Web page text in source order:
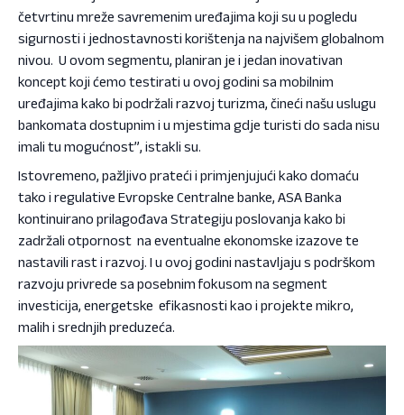
četvrtinu mreže savremenim uređajima koji su u pogledu
sigurnosti i jednostavnosti korištenja na najvišem globalnom
nivou. U ovom segmentu, planiran je i jedan inovativan
koncept koji ćemo testirati u ovoj godini sa mobilnim
uređajima kako bi podržali razvoj turizma, čineći našu uslugu
bankomata dostupnim i u mjestima gdje turisti do sada nisu
imali tu mogućnost”, istakli su.
Istovremeno, pažljivo prateći i primjenjujući kako domaću
tako i regulative Evropske Centralne banke, ASA Banka
kontinuirano prilagođava Strategiju poslovanja kako bi
zadržali otpornost na eventualne ekonomske izazove te
nastavili rast i razvoj. I u ovoj godini nastavljaju s podrškom
razvoju privrede sa posebnim fokusom na segment
investicija, energetske efikasnosti kao i projekte mikro,
malih i srednjih preduzeća.